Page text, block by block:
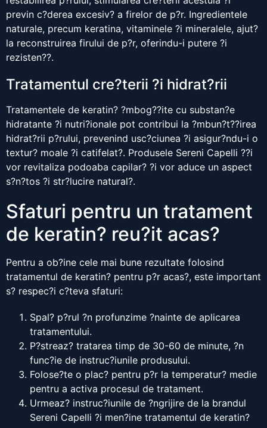
previn c?derea excesiv? a firelor de p?r. Ingredientele
naturale, precum keratina, vitaminele ?i mineralele, ajut?
la reconstruirea firului de p?r, oferindu-i putere ?i
rezisten??.
Tratamentul cre?terii ?i hidrat?rii
Tratamentele de keratin? ?mbog??ite cu substan?e
hidratante ?i nutri?ionale pot contribui la ?mbun?t??irea
hidrat?rii p?rului, prevenind usc?ciunea ?i asigur?ndu-i o
textur? moale ?i catifelat?. Produsele Sereni Capelli ??i
vor revitaliza podoaba capilar? ?i vor aduce un aspect
s?n?tos ?i str?lucire natural?.
Sfaturi pentru un tratament
de keratin? reu?it acas?
Pentru a ob?ine cele mai bune rezultate folosind
tratamentul de keratin? pentru p?r acas?, este important
s? respec?i c?teva sfaturi:
Spal? p?rul ?n profunzime ?nainte de aplicarea
tratamentului.
P?streaz? tratarea timp de 30-60 de minute, ?n
func?ie de instruc?iunile produsului.
Folose?te o plac? pentru p?r la temperatur? medie
pentru a activa procesul de tratament.
Urmeaz? instruc?iunile de ?ngrijire de la brandul
Sereni Capelli ?i men?ine tratamentul de keratin?